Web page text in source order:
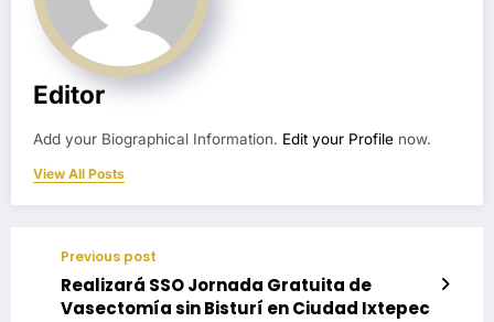
Editor
Add your Biographical Information. Edit your Profile now.
View All Posts
Previous post
Realizará SSO Jornada Gratuita de
Vasectomía sin Bisturí en Ciudad Ixtepec